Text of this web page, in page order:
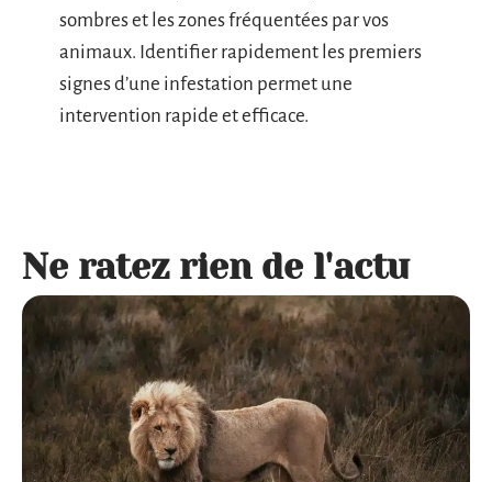
sombres et les zones fréquentées par vos
animaux. Identifier rapidement les premiers
signes d’une infestation permet une
intervention rapide et efficace.
Ne ratez rien de l'actu